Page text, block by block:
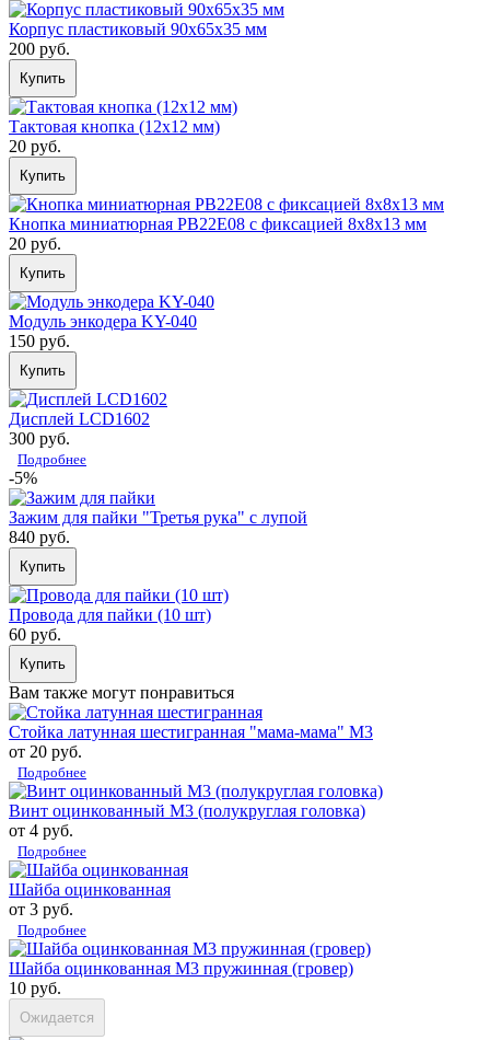
Корпус пластиковый 90х65х35 мм
200 руб.
Купить
Тактовая кнопка (12х12 мм)
20 руб.
Купить
Кнопка миниатюрная PB22E08 с фиксацией 8x8x13 мм
20 руб.
Купить
Модуль энкодера KY-040
150 руб.
Купить
Дисплей LCD1602
300 руб.
Подробнее
-5%
Зажим для пайки "Третья рука" с лупой
840 руб.
Купить
Провода для пайки (10 шт)
60 руб.
Купить
Вам также могут понравиться
Стойка латунная шестигранная "мама-мама" М3
от 20 руб.
Подробнее
Винт оцинкованный М3 (полукруглая головка)
от 4 руб.
Подробнее
Шайба оцинкованная
от 3 руб.
Подробнее
Шайба оцинкованная M3 пружинная (гровер)
10 руб.
Ожидается